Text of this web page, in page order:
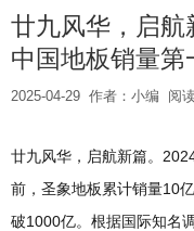
廿九风华，启航
中国地板销量第
2025-04-29 作者：小编 阅
廿九风华，启航新篇。
前，圣象地板累计销量10
破1000亿。根据国际知名